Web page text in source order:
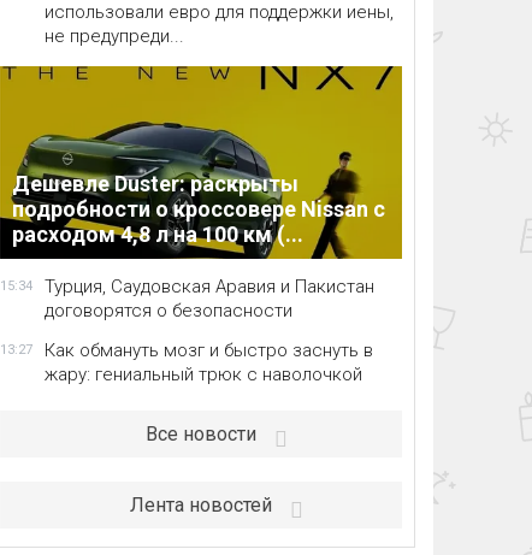
использовали евро для поддержки иены,
не предупреди...
Дешевле Duster: раскрыты
подробности о кроссовере Nissan с
расходом 4,8 л на 100 км (...
15:34
Турция, Саудовская Аравия и Пакистан
договорятся о безопасности
13:27
Как обмануть мозг и быстро заснуть в
жару: гениальный трюк с наволочкой
Все новости
Лента новостей